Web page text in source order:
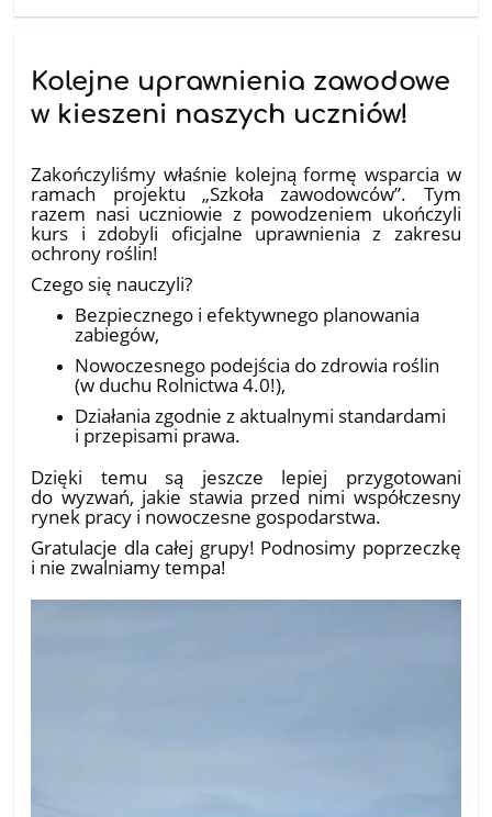
Kolejne uprawnienia zawodowe
w kieszeni naszych uczniów!
Zakończyliśmy właśnie kolejną formę wsparcia w
ramach projektu „Szkoła zawodowców”. Tym
razem nasi uczniowie z powodzeniem ukończyli
kurs i zdobyli oficjalne uprawnienia z zakresu
ochrony roślin!
​Czego się nauczyli?
Bezpiecznego i efektywnego planowania
zabiegów,
Nowoczesnego podejścia do zdrowia roślin
(w duchu Rolnictwa 4.0!),
Działania zgodnie z aktualnymi standardami
i przepisami prawa.
​Dzięki temu są jeszcze lepiej przygotowani
do wyzwań, jakie stawia przed nimi współczesny
rynek pracy i nowoczesne gospodarstwa.
​Gratulacje dla całej grupy! Podnosimy poprzeczkę
i nie zwalniamy tempa!